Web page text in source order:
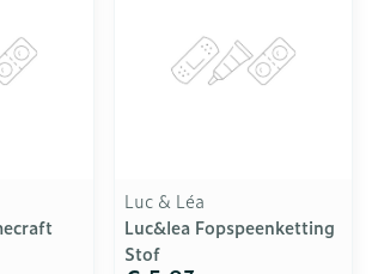
Luc & Léa
Luc&lea Fopspeenketting
Stof